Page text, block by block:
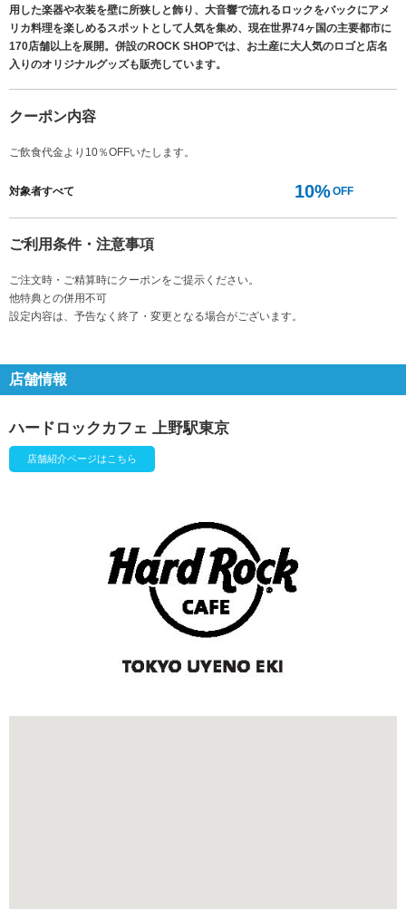
用した楽器や衣装を壁に所狭しと飾り、大音響で流れるロックをバックにアメ
リカ料理を楽しめるスポットとして人気を集め、現在世界74ヶ国の主要都市に
170店舗以上を展開。併設のROCK SHOPでは、お土産に大人気のロゴと店名
入りのオリジナルグッズも販売しています。
クーポン内容
ご飲食代金より10％OFFいたします。
対象者すべて 10%OFF
ご利用条件・注意事項
ご注文時・ご精算時にクーポンをご提示ください。
他特典との併用不可
設定内容は、予告なく終了・変更となる場合がございます。
店舗情報
ハードロックカフェ 上野駅東京
店舗紹介ページはこちら